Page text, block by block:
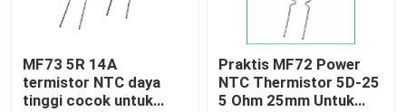
MF73 5R 14A
termistor NTC daya
tinggi cocok untuk
Praktis MF72 Power
NTC Thermistor 5D-25
5 Ohm 25mm Untuk